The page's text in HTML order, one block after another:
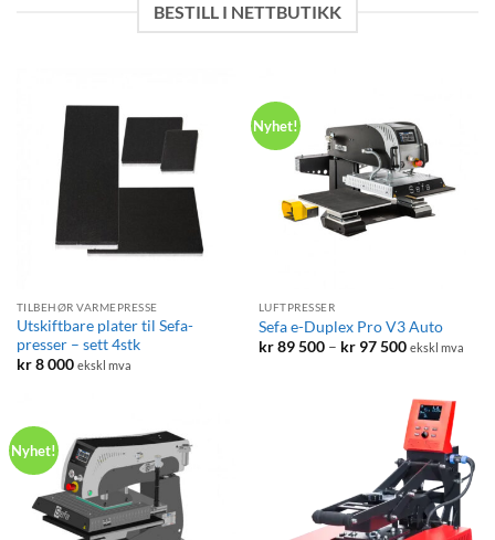
BESTILL I NETTBUTIKK
TILBEHØR VARMEPRESSE
Utskiftbare plater til Sefa-
presser – sett 4stk
kr8 000 ekskl mva
Nyhet!
LUFTPRESSER
Sefa e-Duplex Pro V3 Auto
kr89 500 – kr97 500Prisområde:
kr 97
500
ekskl mva
Nyhet!